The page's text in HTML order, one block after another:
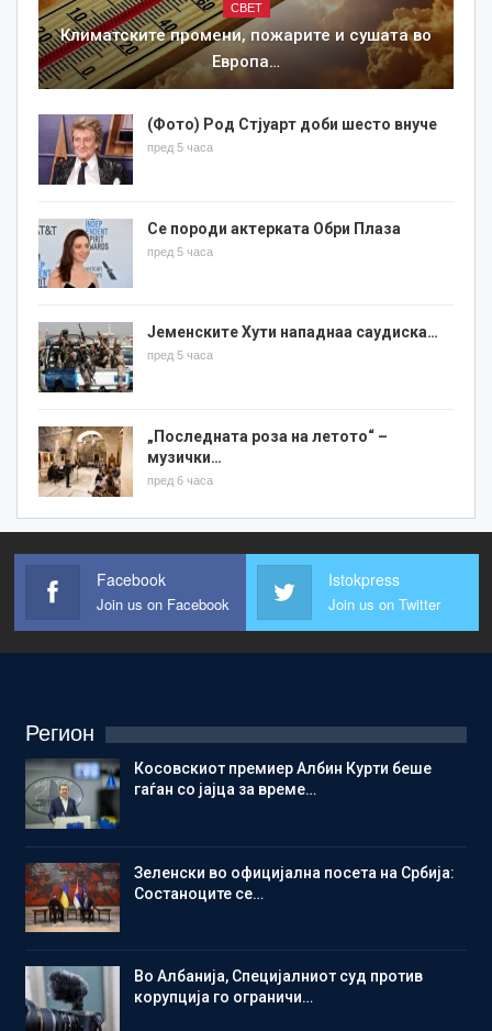
СВЕТ
Климатските промени, пожарите и сушата во
Европа…
(Фото) Род Стјуарт доби шесто внуче
пред 5 часа
Се породи актерката Обри Плаза
пред 5 часа
Јеменските Хути нападнаа саудиска…
пред 5 часа
„Последната роза на летото“ –
музички…
пред 6 часа
Facebook
Join us on Facebook
Istokpress
Join us on Twitter
Регион
Косовскиот премиер Албин Курти беше
гаѓан со јајца за време…
Зеленски во официјална посета на Србија:
Состаноците се…
Во Албанија, Специјалниот суд против
корупција го ограничи…